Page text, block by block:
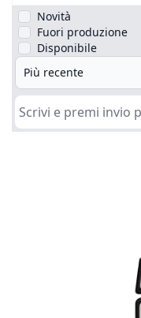
Novità
Fuori produzione
Disponibile